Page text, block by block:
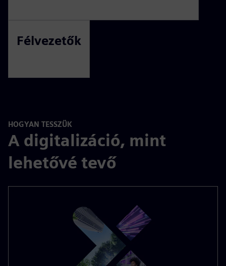
Félvezetők
HOGYAN TESSZÜK
A digitalizáció, mint
lehetővé tevő